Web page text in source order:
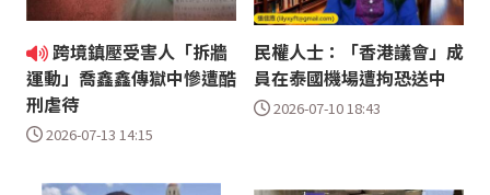
跨境鎮壓受害人「拆牆
運動」喬鑫鑫傳獄中慘遭酷
刑虐待
2026-07-13 14:15
民權人士：「香港議會」成
員在泰國機場遭拘恐送中
2026-07-10 18:43